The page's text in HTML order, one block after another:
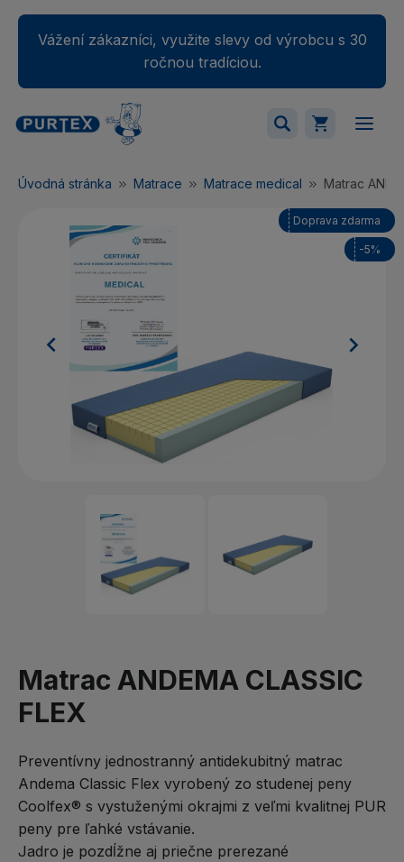
Vážení zákazníci, využite slevy od výrobcu s 30
ročnou tradíciou.
Váš nákupný košík je momentálne prázdny.
Úvodná stránka Matrace Matrace medical Matrac
 
-5%
Doprava zdarma
Matrac ANDEMA CLASSIC
FLEX
Preventívny jednostranný antidekubitný matrac
Andema Classic Flex vyrobený zo studenej peny
Coolfex® s vystuženými okrajmi z veľmi kvalitnej PUR
peny pre ľahké vstávanie.
Jadro je pozdĺžne aj priečne prerezané